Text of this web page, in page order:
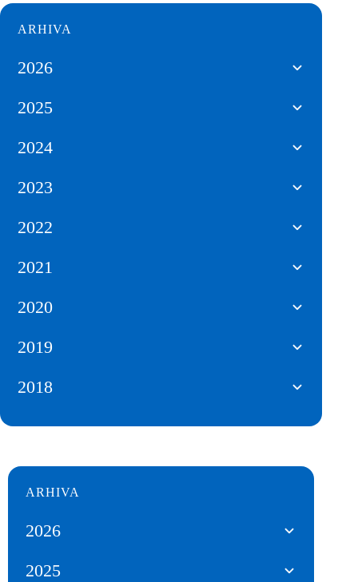
ARHIVA
2026
2025
2024
2023
2022
2021
2020
2019
2018
ARHIVA
2026
2025